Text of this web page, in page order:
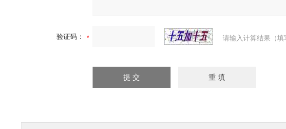
验证码： 请输入计算结果（